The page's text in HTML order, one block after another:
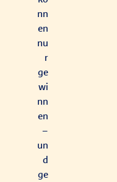
nn
en
nu
r
ge
wi
nn
en
–
un
d
ge